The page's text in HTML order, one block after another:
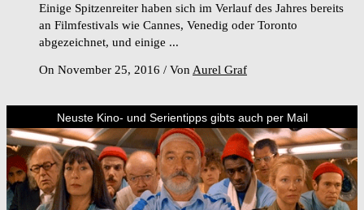
Einige Spitzenreiter haben sich im Verlauf des Jahres bereits
an Filmfestivals wie Cannes, Venedig oder Toronto
abgezeichnet, und einige ...
On November 25, 2016 / Von Aurel Graf